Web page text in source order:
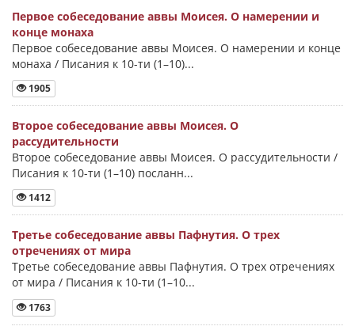
Первое собеседование аввы Моисея. О намерении и
конце монаха
Первое собеседование аввы Моисея. О намерении и конце
монаха / Писания к 10-ти (1–10)...
1905
Второе собеседование аввы Моисея. О
рассудительности
Второе собеседование аввы Моисея. О рассудительности /
Писания к 10-ти (1–10) посланн...
1412
Третье собеседование аввы Пафнутия. О трех
отречениях от мира
Третье собеседование аввы Пафнутия. О трех отречениях
от мира / Писания к 10-ти (1–10...
1763